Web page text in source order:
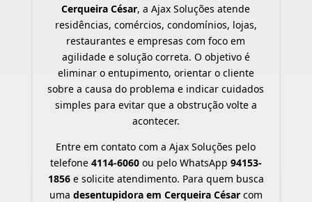
Cerqueira César, a Ajax Soluções atende
residências, comércios, condomínios, lojas,
restaurantes e empresas com foco em
agilidade e solução correta. O objetivo é
eliminar o entupimento, orientar o cliente
sobre a causa do problema e indicar cuidados
simples para evitar que a obstrução volte a
acontecer.
Entre em contato com a Ajax Soluções pelo
telefone 4114-6060ou pelo WhatsApp 94153-
1856e solicite atendimento. Para quem busca
uma desentupidora em Cerqueira Césarcom